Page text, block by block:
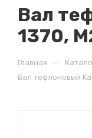
Вал
1370,
Главная —
Вал тефлоновый